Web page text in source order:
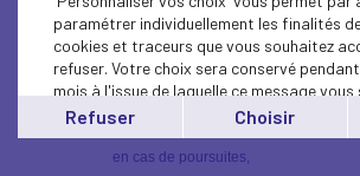
Comprendre les enjeux du droit
pour les dirigeants et les cadres
Identifier les principales infractions
une entreprise peut être confrontée,
Savoir prévenir les risques et adopter
en cas de poursuites,
paramétrer individuellement les finalités
cookies et traceurs que vous souhaitez
refuser. Votre choix sera conservé
mois à l'issue de laquelle ce message vous
affiché..
Vous pouvez modifier votre choix à tout
cliquant sur le lien'cookies'en bas de page.
Refuser Choisir